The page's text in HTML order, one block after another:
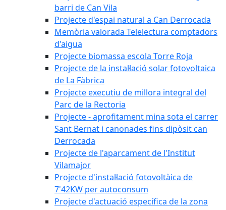
barri de Can Vila
Projecte d'espai natural a Can Derrocada
Memòria valorada Telelectura comptadors
d'aigua
Projecte biomassa escola Torre Roja
Projecte de la instal·lació solar fotovoltaica
de La Fàbrica
Projecte executiu de millora integral del
Parc de la Rectoria
Projecte - aprofitament mina sota el carrer
Sant Bernat i canonades fins dipòsit can
Derrocada
Projecte de l'aparcament de l'Institut
Vilamajor
Projecte d'instal·lació fotovoltàica de
7'42KW per autoconsum
Projecte d'actuació específica de la zona